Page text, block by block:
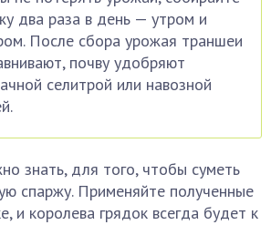
два раза в день — утром и
После сбора урожая траншеи
почву удобряют
селитрой или навозной
знать, для того, чтобы суметь
спаржу. Применяйте полученные
и королева грядок всегда будет к